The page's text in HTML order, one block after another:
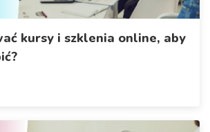
kursy i szklenia online, aby